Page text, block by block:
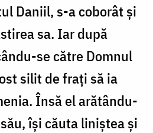
Daniil, s-a coborât și
sa. Iar după
se către Domnul
silit de frați să ia
Însă el arătându-
își căuta liniștea și